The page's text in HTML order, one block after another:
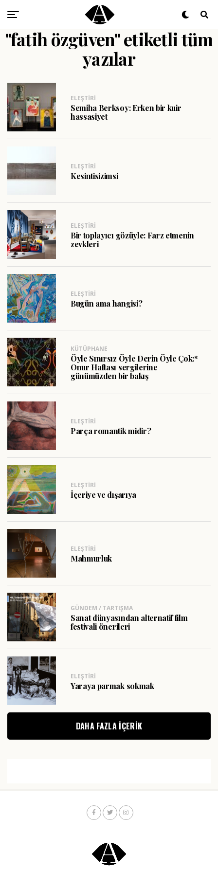
"fatih özgüven" etiketli tüm
yazılar
ELEŞTIRI
Semiha Berksoy: Erken bir kuir
hassasiyet
ELEŞTIRI
Kesintisizimsi
ELEŞTIRI
Bir toplayıcı gözüyle: Farz etmenin
zevkleri
ELEŞTIRI
Bugün ama hangisi?
KÜTÜPHANE
Öyle Sınırsız Öyle Derin Öyle Çok:*
Onur Haftası sergilerine
günümüzden bir bakış
ELEŞTIRI
Parça romantik midir?
ELEŞTIRI
İçeriye ve dışarıya
ELEŞTIRI
Mahmurluk
GÜNDEM / TARTIŞMA
Sanat dünyasından alternatif film
festivali önerileri
ELEŞTIRI
Yaraya parmak sokmak
DAHA FAZLA IÇERIK